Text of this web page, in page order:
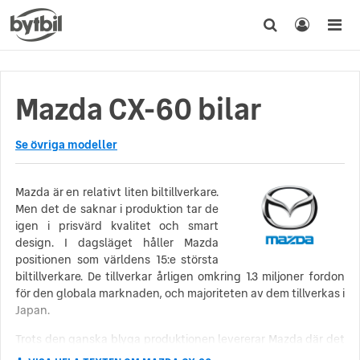
Mazda CX-60 bilar
Se övriga modeller
Mazda är en relativt liten biltillverkare.
Men det de saknar i produktion tar de
igen i prisvärd kvalitet och smart
design. I dagsläget håller Mazda
positionen som världens 15:e största
biltillverkare. De tillverkar årligen omkring 1.3 miljoner fordon
för den globala marknaden, och majoriteten av dem tillverkas i
Japan.
Trots den ganska blyga produktionen levererar Mazda där det
räknas: pålitliga, säkra bilar. Bilar som är kända för sin